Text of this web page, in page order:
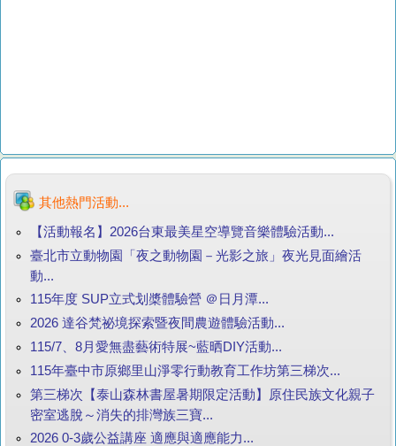
其他熱門活動...
【活動報名】2026台東最美星空導覽音樂體驗活動...
臺北市立動物園「夜之動物園－光影之旅」夜光見面繪活
動...
115年度 SUP立式划槳體驗營 ＠日月潭...
2026 達谷梵祕境探索暨夜間農遊體驗活動...
115/7、8月愛無盡藝術特展~藍晒DIY活動...
115年臺中市原鄉里山淨零行動教育工作坊第三梯次...
第三梯次【泰山森林書屋暑期限定活動】原住民族文化親子
密室逃脫～消失的排灣族三寶...
2026 0-3歲公益講座 適應與適應能力...